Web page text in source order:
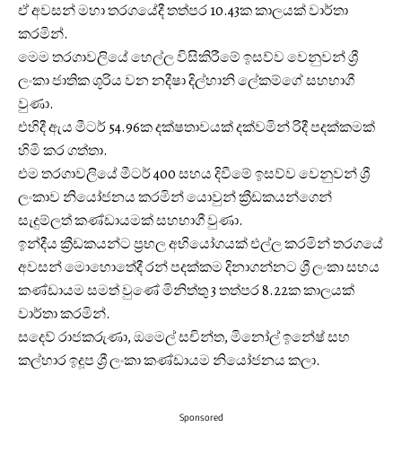
ඒ අවසන් මහා තරගයේදී තත්පර 10.43ක කාලයක් වාර්තා
කරමින්.
මෙම තරගාවලියේ හෙල්ල විසිකිරීමේ ඉසව්ව වෙනුවන් ශ්‍රී
ලංකා ජාතික ශූරිය වන නදීෂා දිල්හානි ලේකම්ගේ සහභාගී
වුණා.
එහිදී ඇය මීටර් 54.96ක දක්ෂතාවයක් දක්වමින් රිදී පදක්කමක්
හිමි කර ගත්තා.
එම තරගාවලියේ මීටර් 400 සහය දිවීමේ ඉසව්ව වෙනුවන් ශ්‍රී
ලංකාව නියෝජනය කරමින් යොවුන් ක්‍රීඩකයන්ගෙන්
සැදුම්ලත් කණ්ඩායමක් සහභාගී වුණා.
ඉන්දීය ක්‍රීඩකයන්ට ප්‍රභල අභියෝගයක් එල්ල කරමින් තරගයේ
අවසන් මොහොතේදී රන් පදක්කම දිනාගන්නට ශ්‍රී ලංකා සහය
කණ්ඩායම සමත් වුණේ මිනිත්තු 3 තත්පර 8.22ක කාලයක්
වාර්තා කරමින්.
සදෙව් රාජකරුණා, ඔමෙල් සචින්ත, මිනෝල් ඉනේෂ් සහ
කල්හාර ඉදූප ශ්‍රී ලංකා කණ්ඩායම නියෝජනය කලා.
Sponsored